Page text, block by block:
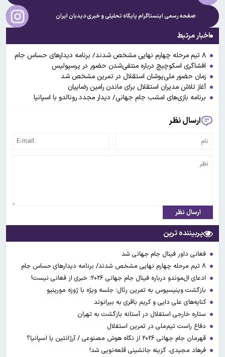
صفحه رسمی اینستاگرام پایگاه تحلیلی و خبریدیدبان ایران
اخبار مرتبط
۸ تیم مرحله چهارم نهایی مشخص شدند/ برنامه دیدارهای حساس جام
افشاگری اسکوچیچ درباره منتفی‌شدن حضور در پرسپولیس
زمان حضور ملی‌پوشان استقلال در تمرین مشخص شد
آغاز تلاش مدیران استقلال برای ماندن رامین رضاییان
برنامه بازی‌های امشب جام جهانی/ دیدار مجدد رونالدو با اسپانیا
ارسال نظر
ارسال نظر
پربیننده ترین
فغانی داور فینال جام جهانی شد
ادعای ال‌‍موندو درباره فینال جام جهانی ۲۰۲۶؛ خبری از فغانی نیست!
بازگشت وینیسیوس به تمرین رئال؛ جلسه ویژه با ژوزه مورینیو
کنایه‌های علی دایی و کریم باقری به بیرانوند
ستاره خارجی استقلال در آستانه بازگشت به تهران
دفاع راست تیم‌ملی در تمرین استقلال
قهرمان جام جهانی ۲۰۲۶ از نگاه هوش مصنوعی / آرژانتین یا اسپانیا؟
فرهاد مجیدی، گزینه جانشینی قلعه‌نویی شد!